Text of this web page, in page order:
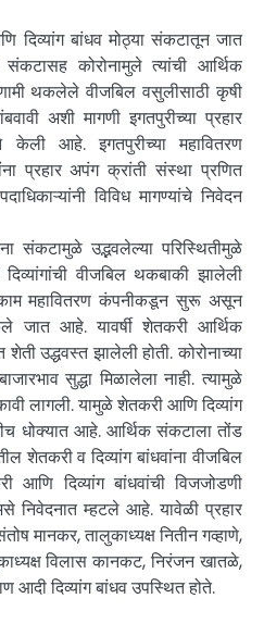
दिव्यांग बांधव मोठ्या संकटातून जात
कोरोनामुले त्यांची आर्थिक
थकलेले वीजबिल वसुलीसाठी कृषी
अशी मागणी इगतपुरीच्या प्रहार
केली आहे. इगतपुरीच्या महावितरण
प्रहार अपंग क्रांती संस्था प्रणित
विविध मागण्यांचे निवेदन
संकटामुळे उद्भवलेल्या परिस्थितीमुळे
वीजबिल थकबाकी झालेली
महावितरण कंपनीकडून सुरू असून
जात आहे. यावर्षी शेतकरी आर्थिक
उद्धवस्त झालेली होती. कोरोनाच्या
सुद्धा मिळालेला नाही. त्यामुळे
लागली. यामुळे शेतकरी आणि दिव्यांग
धोक्यात आहे. आर्थिक संकटाला तोंड
शेतकरी व दिव्यांग बांधवांना वीजबिल
आणि दिव्यांग बांधवांची विजजोडणी
निवेदनात म्हटले आहे. यावेळी प्रहार
मानकर, तालुकाध्यक्ष नितीन गव्हाणे,
विलास कानकट, निरंजन खातळे,
आदी दिव्यांग बांधव उपस्थित होते.